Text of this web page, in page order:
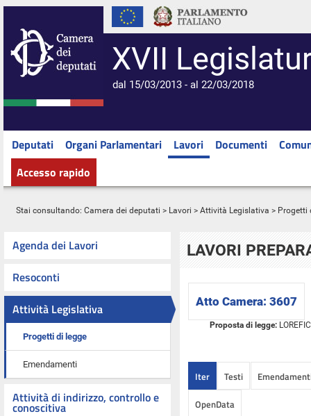
XVII
dal 15/03/2013 - al 22/03/2018
Deputati Organi Parlamentari Lavori Documenti
Accesso rapido
Stai consultando: Camera dei deputati > Lavori > Attività Legislativa > Progetti
Agenda dei Lavori
Resoconti
Attività Legislativa
Progetti di legge
Emendamenti
Attività di indirizzo, controllo e
conoscitiva
LAVORI
Atto Camera: 3607
Proposta di legge:
Iter Testi
OpenData